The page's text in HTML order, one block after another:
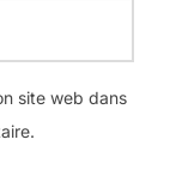
site web dans